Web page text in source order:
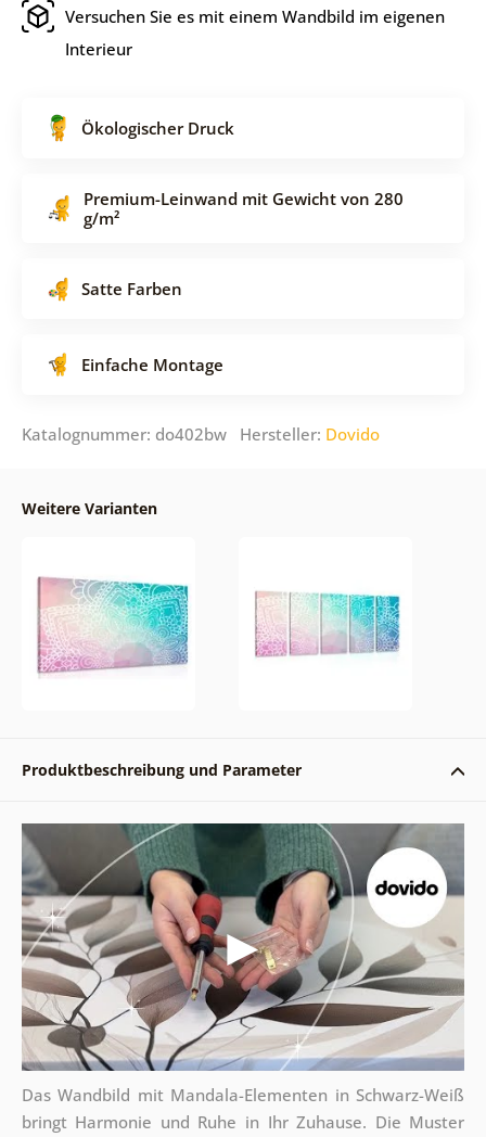
Versuchen Sie es mit einem Wandbild im eigenen
Interieur
Ökologischer Druck
Premium-Leinwand mit Gewicht von 280
g/m²
Satte Farben
Einfache Montage
Katalognummer: do402bw Hersteller: Dovido
Weitere Varianten
Produktbeschreibung und Parameter
Das Wandbild mit Mandala-Elementen in Schwarz-Weiß
bringt Harmonie und Ruhe in Ihr Zuhause. Die Muster